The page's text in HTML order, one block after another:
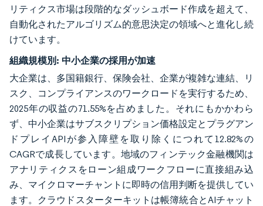
リティクス市場は段階的なダッシュボード作成を超えて、
自動化されたアルゴリズム的意思決定の領域へと進化し続
けています。
組織規模別: 中小企業の採用が加速
大企業は、多国籍銀行、保険会社、企業が複雑な連結、リ
スク、コンプライアンスのワークロードを実行するため、
2025年の収益の71.55%を占めました。それにもかかわら
ず、中小企業はサブスクリプション価格設定とプラグアン
ドプレイAPIが参入障壁を取り除くにつれて12.82%の
CAGRで成長しています。地域のフィンテック金融機関は
アナリティクスをローン組成ワークフローに直接組み込
み、マイクロマーチャントに即時の信用判断を提供してい
ます。クラウドスターターキットは帳簿統合とAIチャット